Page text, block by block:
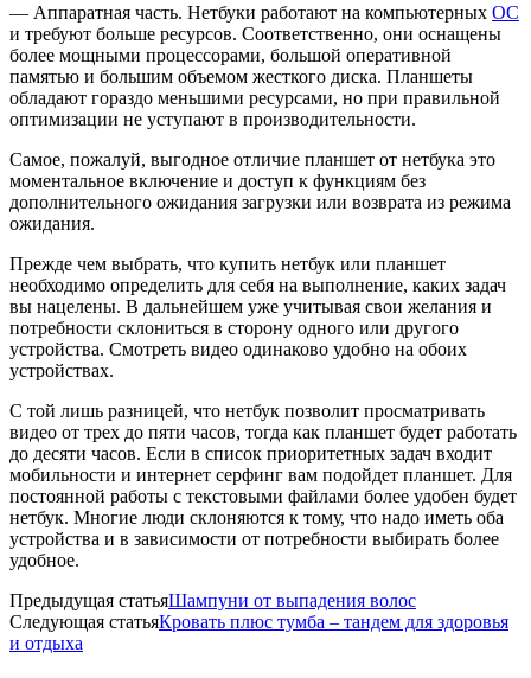
— Аппаратная часть. Нетбуки работают на компьютерных ОС
и требуют больше ресурсов. Соответственно, они оснащены
более мощными процессорами, большой оперативной
памятью и большим объемом жесткого диска. Планшеты
обладают гораздо меньшими ресурсами, но при правильной
оптимизации не уступают в производительности.
Самое, пожалуй, выгодное отличие планшет от нетбука это
моментальное включение и доступ к функциям без
дополнительного ожидания загрузки или возврата из режима
ожидания.
Прежде чем выбрать, что купить нетбук или планшет
необходимо определить для себя на выполнение, каких задач
вы нацелены. В дальнейшем уже учитывая свои желания и
потребности склониться в сторону одного или другого
устройства. Смотреть видео одинаково удобно на обоих
устройствах.
С той лишь разницей, что нетбук позволит просматривать
видео от трех до пяти часов, тогда как планшет будет работать
до десяти часов. Если в список приоритетных задач входит
мобильности и интернет серфинг вам подойдет планшет. Для
постоянной работы с текстовыми файлами более удобен будет
нетбук. Многие люди склоняются к тому, что надо иметь оба
устройства и в зависимости от потребности выбирать более
удобное.
Предыдущая статьяШампуни от выпадения волос
Следующая статьяКровать плюс тумба – тандем для здоровья
и отдыха